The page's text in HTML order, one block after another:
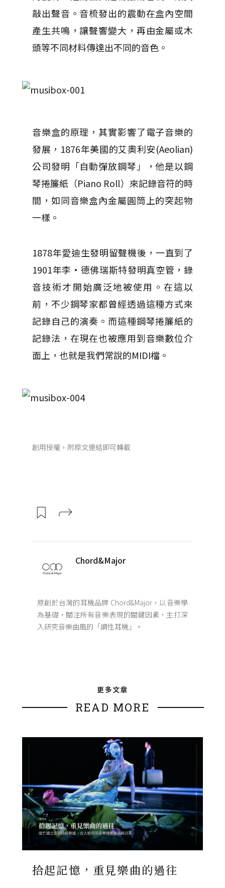
敲出聲音。音梳發出的震動在盒內空間
產生共鳴，讓聲響變大，再由金屬或木
頭等不同材料傳達出不同的音色。
音樂盒的原理，其實影響了電子音樂的
發展，1876年美國的艾奧利安(Aeolian)
公司發明「自動彈放鋼琴」，他是以鋼
琴捲簾紙（Piano Roll）來記錄音符的時
間，如同音樂盒內金屬圓筒上的突起物
一樣。
1878年愛迪生發明留聲機後，一直到了
1901年李·德佛瑞斯特發明真空管，錄
音技術才開始廣泛地被使用。在這以
前，不少鋼琴家都曾經透過這種方式來
記錄自己的演奏。而這種鋼琴捲簾紙的
記錄法，在現在也被應用到音樂數位介
面上，也就是我們常說的MIDI檔。
創用授權，附原文連結即可轉載
Chord&Major
原創於台灣的耳機品牌 Chord&Major，以音樂學
為基礎，關注所有音樂表現的關鍵因素，主打深
入研究音樂曲風的「調性耳機」。
更多文章
READ MORE
拾起記憶，重見樂曲的過往